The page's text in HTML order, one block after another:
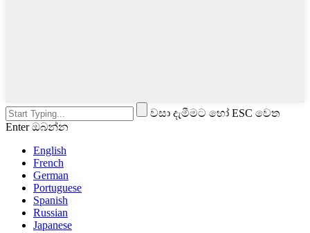
වසා දැමීමට හෝ ESC වෙත
Enter ඔබන්න
English
French
German
Portuguese
Spanish
Russian
Japanese